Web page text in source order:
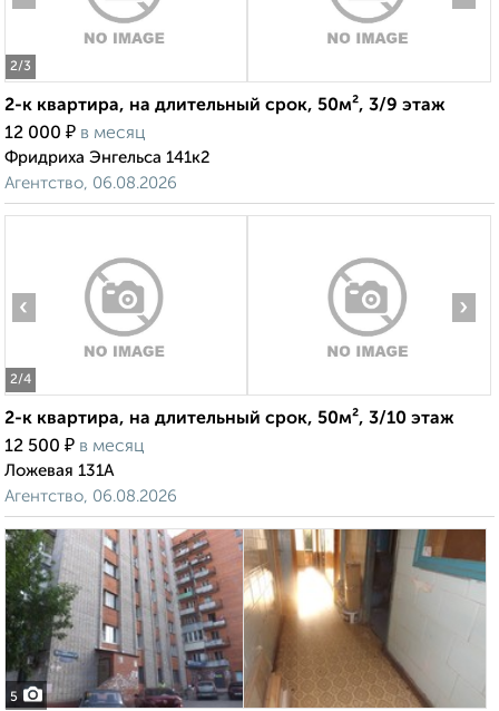
2/3
2-к квартира, на длительный срок, 50м², 3/9 этаж
12 000 ₽ в месяц
Фридриха Энгельса 141к2
Агентство, 06.08.2026
2/4
‹ ›
2-к квартира, на длительный срок, 50м², 3/10 этаж
12 500 ₽ в месяц
Ложевая 131А
Агентство, 06.08.2026
5